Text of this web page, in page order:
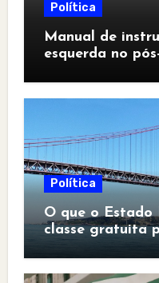
Política
Manual de
esquerda no
Política
O que o Estado
classe gratuita